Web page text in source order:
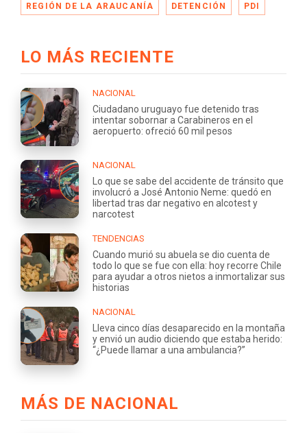
REGIÓN DE LA ARAUCANÍA DETENCIÓN PDI
LO MÁS RECIENTE
NACIONAL
Ciudadano uruguayo fue detenido tras
intentar sobornar a Carabineros en el
aeropuerto: ofreció 60 mil pesos
NACIONAL
Lo que se sabe del accidente de tránsito que
involucró a José Antonio Neme: quedó en
libertad tras dar negativo en alcotest y
narcotest
TENDENCIAS
Cuando murió su abuela se dio cuenta de
todo lo que se fue con ella: hoy recorre Chile
para ayudar a otros nietos a inmortalizar sus
historias
NACIONAL
Lleva cinco días desaparecido en la montaña
y envió un audio diciendo que estaba herido:
“¿Puede llamar a una ambulancia?”
MÁS DE NACIONAL